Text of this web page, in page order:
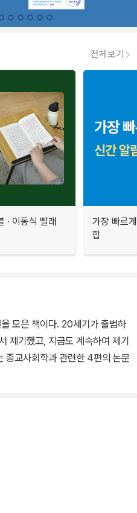
전체보기
· 이동식 빨래
가장 빠르
합
모은 책이다. 20세기가 출범하
제기했고, 지금도 계속하여 제기
종교사회학과 관련한 4편의 논문